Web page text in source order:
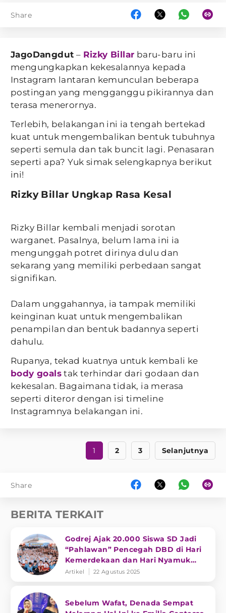
Share
JagoDangdut – Rizky Billar baru-baru ini
mengungkapkan kekesalannya kepada
Instagram lantaran kemunculan beberapa
postingan yang mengganggu pikirannya dan
terasa menerornya.
Terlebih, belakangan ini ia tengah bertekad
kuat untuk mengembalikan bentuk tubuhnya
seperti semula dan tak buncit lagi. Penasaran
seperti apa? Yuk simak selengkapnya berikut
ini!
Rizky Billar Ungkap Rasa Kesal
Rizky Billar kembali menjadi sorotan
warganet. Pasalnya, belum lama ini ia
mengunggah potret dirinya dulu dan
sekarang yang memiliki perbedaan sangat
signifikan.
Dalam unggahannya, ia tampak memiliki
keinginan kuat untuk mengembalikan
penampilan dan bentuk badannya seperti
dahulu.
Rupanya, tekad kuatnya untuk kembali ke
body goals tak terhindar dari godaan dan
kekesalan. Bagaimana tidak, ia merasa
seperti diteror dengan isi timeline
Instagramnya belakangan ini.
1 2 3 Selanjutnya
Share
BERITA TERKAIT
Godrej Ajak 20.000 Siswa SD Jadi
“Pahlawan” Pencegah DBD di Hari
Kemerdekaan dan Hari Nyamuk
Sedunia
Artikel 22 Agustus 2025
Sebelum Wafat, Denada Sempat